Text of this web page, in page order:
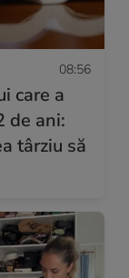
08:56
care a
de ani:
târziu să